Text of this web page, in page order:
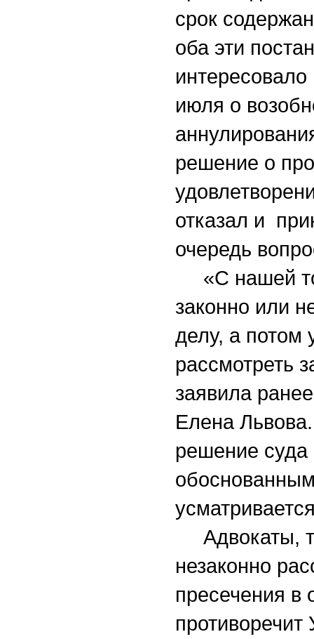
срок
оба эти
июля о
решение о
отказал и
очередь
«С нашей
законно или
делу, а потом
рассмотреть
заявила
Елена
решение суда
Адвокаты,
незаконно
пресечения в